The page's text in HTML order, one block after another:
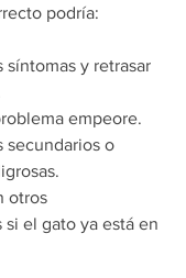
podría:
síntomas y retrasar
empeore.
secundarios o
otros
si el gato ya está en